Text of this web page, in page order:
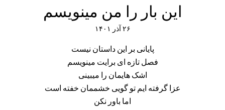
این بار را من مینویسم
۲۶ آذر ۱۴۰۱
پایانی بر این داستان نیست
فصل تازه ای برایت مینویسم
اشک هایمان را میبینی
عزا گرفته ایم تو گویی خشممان خفته است
اما باور نکن